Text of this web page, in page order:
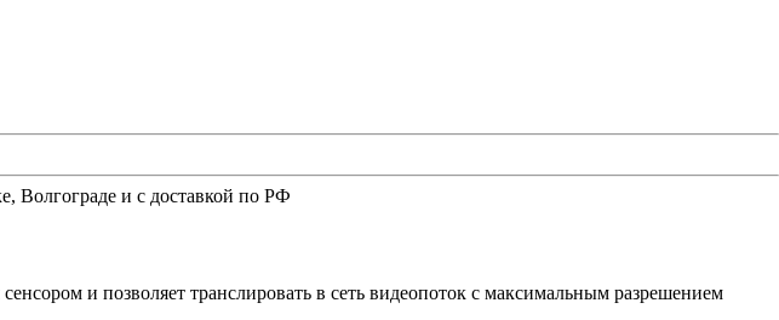
Волгограде и с доставкой по РФ
и позволяет транслировать в сеть видеопоток с максимальным разрешением